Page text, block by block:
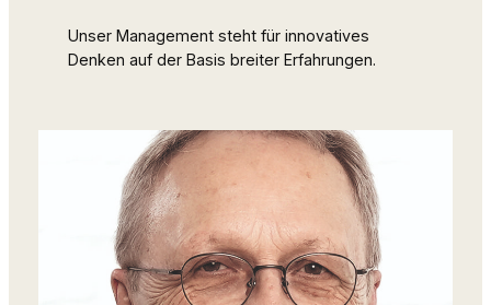
Unser Management steht für innovatives
Denken auf der Basis breiter Erfahrungen.